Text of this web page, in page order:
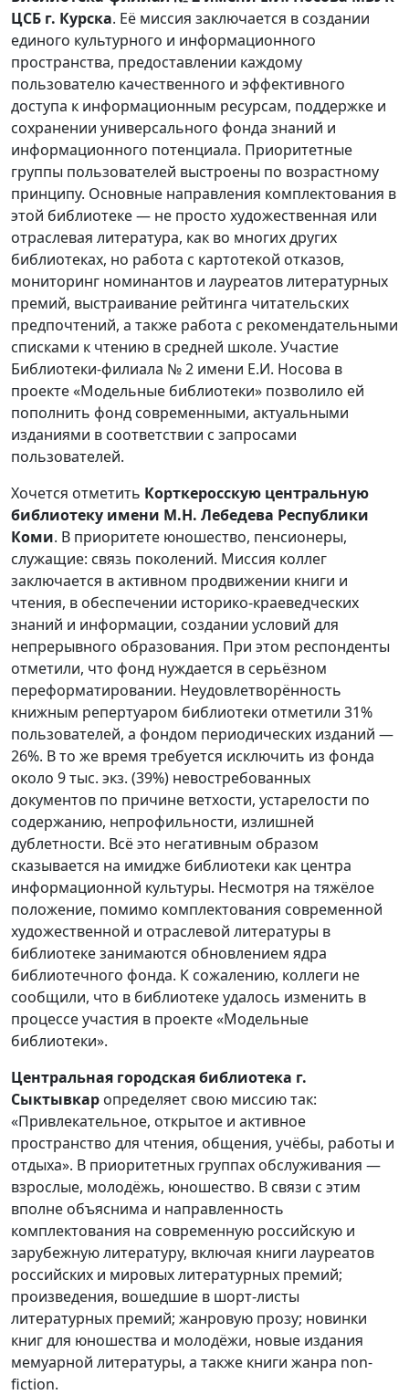
ЦСБ г. Курска. Её миссия заключается в создании
единого культурного и информационного
пространства, предоставлении каждому
пользователю качественного и эффективного
доступа к информационным ресурсам, поддержке и
сохранении универсального фонда знаний и
информационного потенциала. Приоритетные
группы пользователей выстроены по возрастному
принципу. Основные направления комплектования в
этой библиотеке — не просто художественная или
отраслевая литература, как во многих других
библиотеках, но работа с картотекой отказов,
мониторинг номинантов и лауреатов литературных
премий, выстраивание рейтинга читательских
предпочтений, а также работа с рекомендательными
списками к чтению в средней школе. Участие
Библиотеки-филиала № 2 имени Е.И. Носова в
проекте «Модельные библиотеки» позволило ей
пополнить фонд современными, актуальными
изданиями в соответствии с запросами
пользователей.
Хочется отметить Корткеросскую центральную
библиотеку имени М.Н. Лебедева Республики
Коми. В приоритете юношество, пенсионеры,
служащие: связь поколений. Миссия коллег
заключается в активном продвижении книги и
чтения, в обеспечении историко-краеведческих
знаний и информации, создании условий для
непрерывного образования. При этом респонденты
отметили, что фонд нуждается в серьёзном
переформатировании. Неудовлетворённость
книжным репертуаром библиотеки отметили 31%
пользователей, а фондом периодических изданий —
26%. В то же время требуется исключить из фонда
около 9 тыс. экз. (39%) невостребованных
документов по причине ветхости, устарелости по
содержанию, непрофильности, излишней
дублетности. Всё это негативным образом
сказывается на имидже библиотеки как центра
информационной культуры. Несмотря на тяжёлое
положение, помимо комплектования современной
художественной и отраслевой литературы в
библиотеке занимаются обновлением ядра
библиотечного фонда. К сожалению, коллеги не
сообщили, что в библиотеке удалось изменить в
процессе участия в проекте «Модельные
библиотеки».
Центральная городская библиотека г.
Сыктывкар определяет свою миссию так:
«Привлекательное, открытое и активное
пространство для чтения, общения, учёбы, работы и
отдыха». В приоритетных группах обслуживания —
взрослые, молодёжь, юношество. В связи с этим
вполне объяснима и направленность
комплектования на современную российскую и
зарубежную литературу, включая книги лауреатов
российских и мировых литературных премий;
произведения, вошедшие в шорт-листы
литературных премий; жанровую прозу; новинки
книг для юношества и молодёжи, новые издания
мемуарной литературы, а также книги жанра non-
fiction.